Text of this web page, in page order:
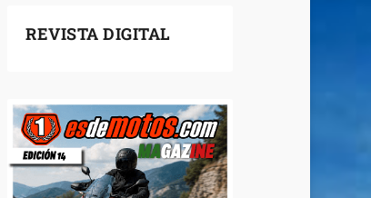
REVISTA DIGITAL